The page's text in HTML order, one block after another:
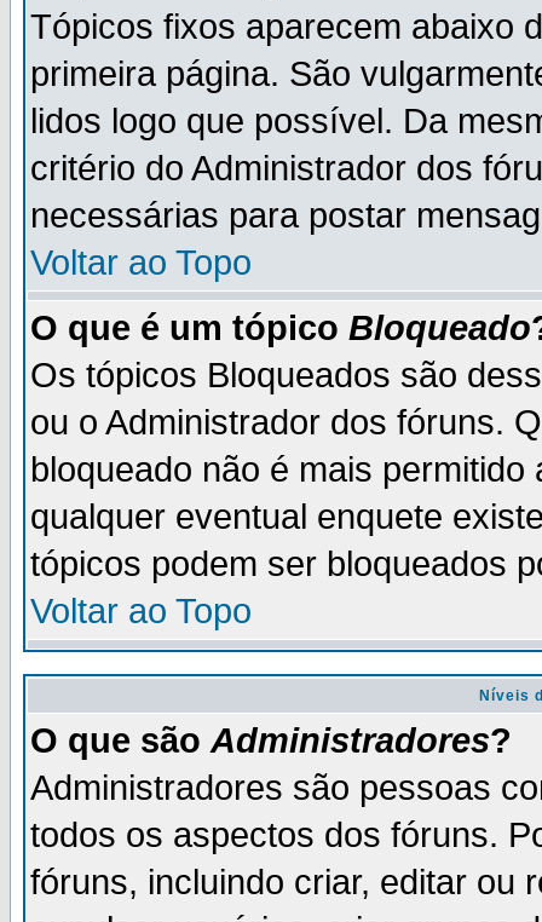
Tópicos fixos aparecem abaixo
primeira página. São
lidos logo que possível. Da
critério do Administrador dos
necessárias para postar
Voltar ao Topo
O que é um tópico Bloqueado
Os tópicos Bloqueados são
ou o Administrador dos fóruns.
bloqueado não é mais
qualquer eventual enquete
tópicos podem ser bloqueados
Voltar ao Topo
Níveis
O que são Administradores?
Administradores são pessoas
todos os aspectos dos fóruns.
fóruns, incluindo criar, editar ou